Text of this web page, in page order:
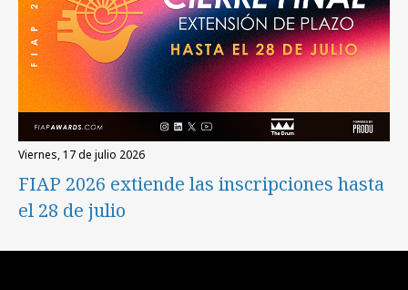
viernes, 17 de julio 2026
FIAP 2026 extiende las inscripciones hasta
el 28 de julio